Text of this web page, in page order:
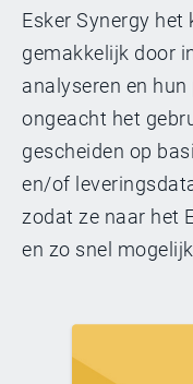
Esker Synergy
gemakkelijk door
analyseren en
ongeacht het
gescheiden op
en/of
zodat ze naar het
en zo snel